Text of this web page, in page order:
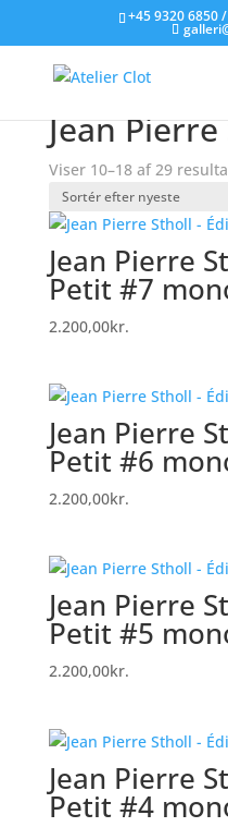
+45 9320 6850
Forside/Litografier til
Jean
Viser 10–18 af 29
Jean Pierre
Petit #7
2.200,00kr.
Jean Pierre
Petit #6
2.200,00kr.
Jean Pierre
Petit #5
2.200,00kr.
Jean Pierre
Petit #4